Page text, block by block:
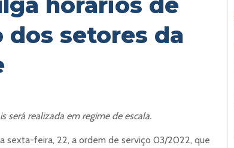
setores da
será realizada em regime de escala.
sexta-feira, 22, a ordem de serviço 03/2022, que